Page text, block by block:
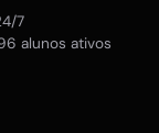
7
alunos ativos